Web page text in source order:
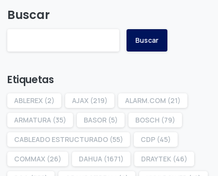
Buscar
Buscar
Etiquetas
ABLEREX (2) AJAX (219) ALARM.COM (21)
ARMATURA (35) BASOR (5) BOSCH (79)
CABLEADO ESTRUCTURADO (55) CDP (45)
COMMAX (26) DAHUA (1671) DRAYTEK (46)